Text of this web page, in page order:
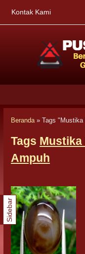
Kontak Kami
Beranda» Tags "Mustika
Tags Mustika
Ampuh
Sidebar